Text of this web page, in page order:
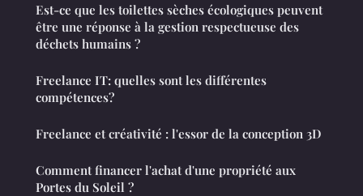
Est-ce que les toilettes sèches écologiques peuvent
être une réponse à la gestion respectueuse des
déchets humains ?
Freelance IT: quelles sont les différentes
compétences?
Freelance et créativité : l'essor de la conception 3D
Comment financer l'achat d'une propriété aux
Portes du Soleil ?